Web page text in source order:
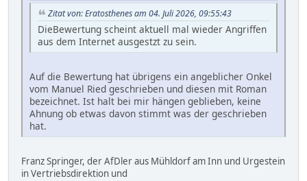
Zitat von: Eratosthenes am 04. Juli 2026, 09:55:43
DieBewertung scheint aktuell mal wieder Angriffen
aus dem Internet ausgestzt zu sein.
Auf die Bewertung hat übrigens ein angeblicher Onkel
vom Manuel Ried geschrieben und diesen mit Roman
bezeichnet. Ist halt bei mir hängen geblieben, keine
Ahnung ob etwas davon stimmt was der geschrieben
hat.
Franz Springer, der AfDler aus Mühldorf am Inn und Urgestein
in Vertriebsdirektion und